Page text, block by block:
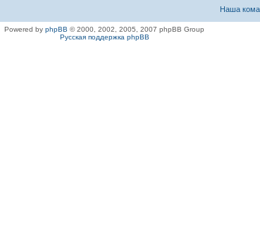
Наша
Powered by phpBB © 2000, 2002, 2005, 2007 phpBB Group
Русская поддержка phpBB